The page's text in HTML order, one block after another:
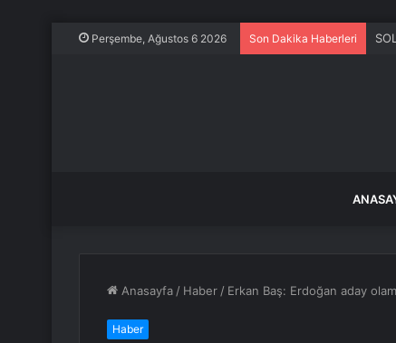
Perşembe, Ağustos 6 2026 Son Dakika Haberleri
Anasayfa / Haber / Erkan Baş: Erdoğan aday
Haber